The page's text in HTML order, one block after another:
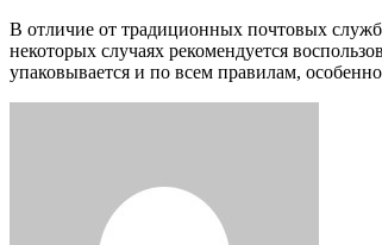
В отличие от традиционных почтовых
некоторых случаях рекомендуется
упаковывается и по всем правилам,